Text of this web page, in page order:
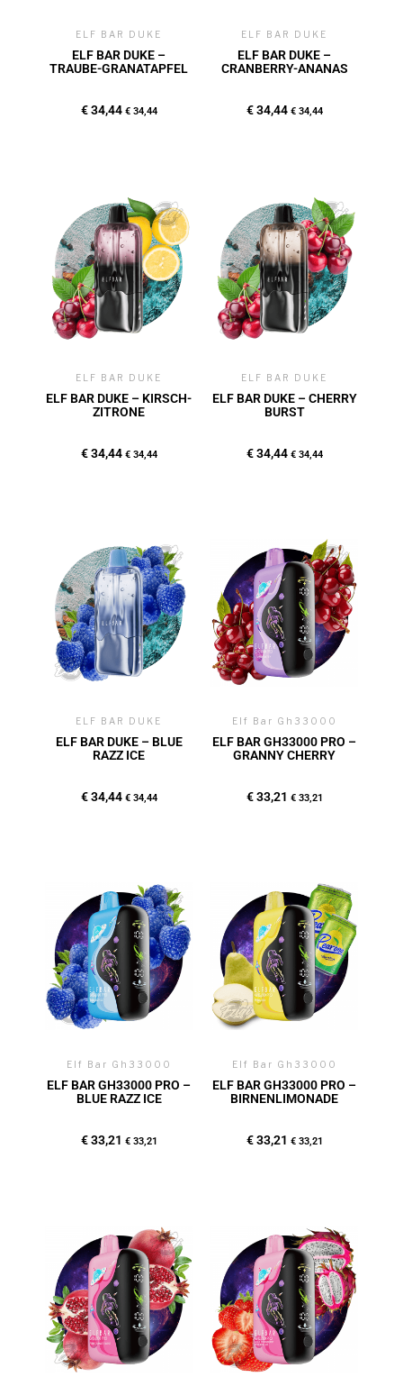
ELF BAR DUKE
ELF BAR DUKE –
TRAUBE-GRANATAPFEL
€34,44 €34,44
ELF BAR DUKE
ELF BAR DUKE –
CRANBERRY-ANANAS
€34,44 €34,44
ELF BAR DUKE
ELF BAR DUKE – KIRSCH-
ZITRONE
€34,44 €34,44
ELF BAR DUKE
ELF BAR DUKE – CHERRY
BURST
€34,44 €34,44
ELF BAR DUKE
ELF BAR DUKE – BLUE
RAZZ ICE
€34,44 €34,44
Elf Bar Gh33000
ELF BAR GH33000 PRO –
GRANNY CHERRY
€33,21 €33,21
Elf Bar Gh33000
ELF BAR GH33000 PRO –
BLUE RAZZ ICE
€33,21 €33,21
Elf Bar Gh33000
ELF BAR GH33000 PRO –
BIRNENLIMONADE
€33,21 €33,21